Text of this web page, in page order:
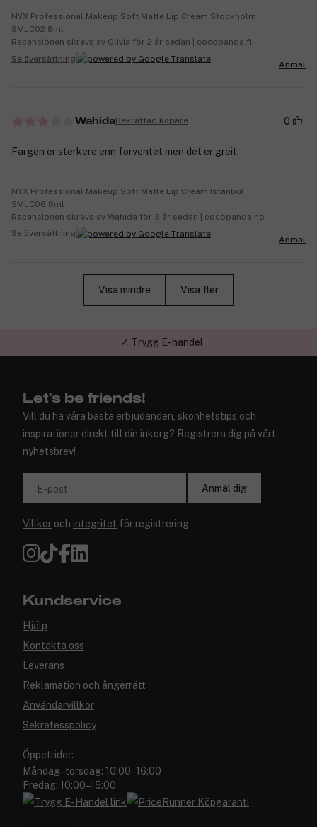
NYX Professional Makeup Soft Matte Lip Cream Stockholm
SMLC02 8ml
Recensionen skrevs av Olivia för 2 år sedan | cocopanda.fi
Se översättning
Anmäl
WahidaBekräftad köpare 0
Fargen er sterkere enn forventet men det er greit.
NYX Professional Makeup Soft Matte Lip Cream Istanbul
SMLC06 8ml
Recensionen skrevs av Wahida för 3 år sedan | cocopanda.no
Se översättning
Anmäl
Visa mindre Visa fler
✓ Trygg E-handel
Let's be friends!
Vill du ha våra bästa erbjudanden, skönhetstips och
inspirationer direkt till din inkorg? Registrera dig på vårt
nyhetsbrev!
E-post Anmäl dig
Villkor och integritet för registrering
Kundservice
Hjälp
Kontakta oss
Leverans
Reklamation och ångerrätt
Användarvillkor
Sekretesspolicy
Öppettider:
Måndag–torsdag: 10:00–16:00
Fredag: 10:00–15:00